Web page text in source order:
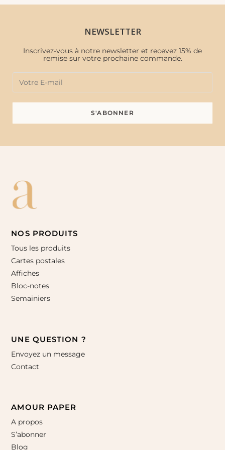
NEWSLETTER
Inscrivez-vous à notre newsletter et recevez 15% de
remise sur votre prochaine commande.
NOS PRODUITS
Tous les produits
Cartes postales
Affiches
Bloc-notes
Semainiers
UNE QUESTION ?
Envoyez un message
Contact
AMOUR PAPER
A propos
S’abonner
Blog